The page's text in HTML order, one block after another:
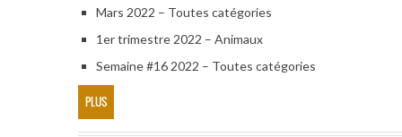
Mars 2022 – Toutes catégories
1er trimestre 2022 – Animaux
Semaine #16 2022 – Toutes catégories
PLUS